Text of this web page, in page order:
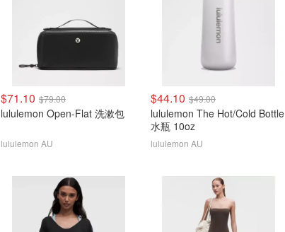
$71.10 $79.00
lululemon Open-Flat 洗漱包
lululemon AU
$44.10 $49.00
lululemon The Hot/Cold Bottle
水瓶 10oz
lululemon AU